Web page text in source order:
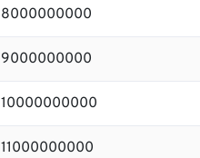
8000000000
9000000000
10000000000
11000000000